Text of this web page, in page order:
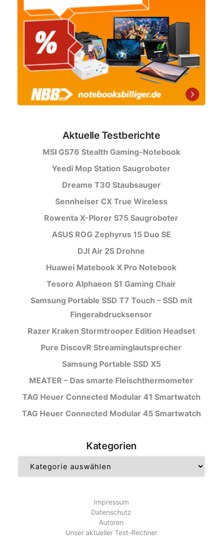
Aktuelle Testberichte
MSI GS76 Stealth Gaming-Notebook
Yeedi Mop Station Saugroboter
Dreame T30 Staubsauger
Sennheiser CX True Wireless
Rowenta X-Plorer S75 Saugroboter
ASUS ROG Zephyrus 15 Duo SE
DJI Air 2S Drohne
Huawei Matebook X Pro Notebook
Tesoro Alphaeon S1 Gaming Chair
Samsung Portable SSD T7 Touch – SSD mit
Fingerabdrucksensor
Razer Kraken Stormtrooper Edition Headset
Pure DiscovR Streaminglautsprecher
Samsung Portable SSD X5
MEATER – Das smarte Fleischthermometer
TAG Heuer Connected Modular 41 Smartwatch
TAG Heuer Connected Modular 45 Smartwatch
Kategorien
Impressum
Datenschutz
Autoren
Unser aktueller Test-Rechner